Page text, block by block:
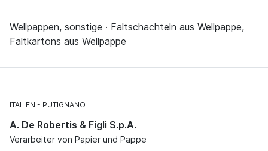
Wellpappen, sonstige · Faltschachteln aus Wellpappe,
Faltkartons aus Wellpappe
ITALIEN PUTIGNANO
A. De Robertis & Figli S.p.A.
Verarbeiter von Papier und Pappe